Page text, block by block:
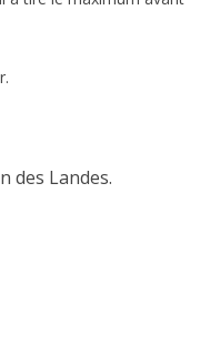
des Landes.